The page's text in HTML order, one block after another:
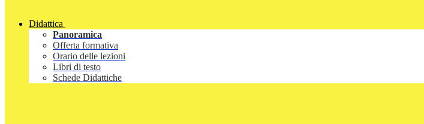
Didattica
Panoramica
Offerta formativa
Orario delle lezioni
Libri di testo
Schede Didattiche